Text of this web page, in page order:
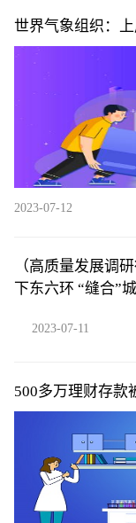
世界气象组织：
2023-07-12
（高质量发展调
下东六环 “缝合”
2023-07-11
500多万理财存款